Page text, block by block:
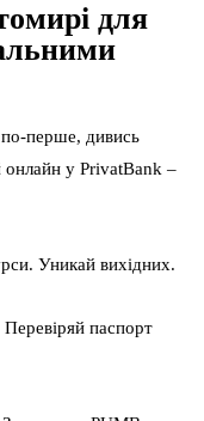
для
перше, дивись
онлайн у PrivatBank –
Уникай вихідних.
Перевіряй паспорт